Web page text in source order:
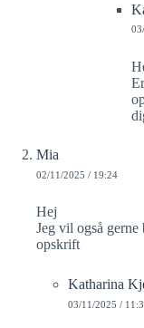
Mia
02/11/2025 / 19:24
Hej
Jeg vil også
opskrift
Katharina
03/11/2025 /